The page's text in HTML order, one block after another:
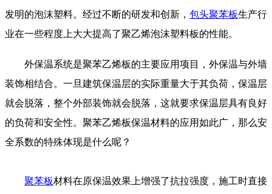
发明的泡沫塑料。经过不断的研发和创新， 包头聚苯板生产行
业在一些程度上大大提高了聚乙烯泡沫塑料板的性能。
外保温系统是聚苯乙烯板的主要应用项目，外保温与外墙
装饰相结合。一旦建筑保温层的实际重量大于其负荷，保温层
就会脱落，整个外部装饰就会脱落，这就要求保温层具有良好
的负荷和安全性。聚苯乙烯板保温材料的应用如此广，那么安
全系数的特殊体现是什么呢？
聚苯板材料在原保温效果上增强了抗拉强度，施工时直接